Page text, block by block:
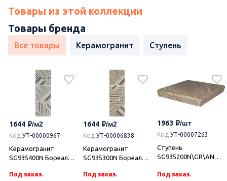
Товары из этой коллекции
Товары бренда
Все товары Керамогранит Ступень
1644
Код УТ-00000967
Керамогранит
SG935400N Бореале
30x30x0,8, Kerama
Под заказ.
1644
Код УТ-00006838
Керамогранит
SG935300N Бореале
30x30x0,8, Kerama
Под заказ.
1963
Код УТ-00007263
Ступень
SG935200N\GR\AN
коричневый
Под заказ.